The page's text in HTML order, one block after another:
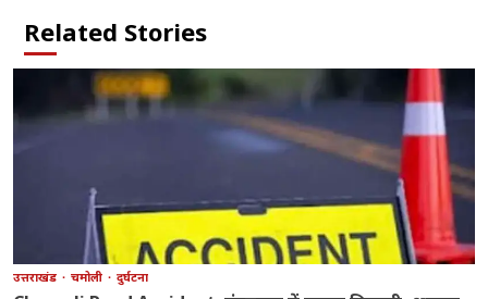
Related Stories
उत्तराखंड चमोली दुर्घटना